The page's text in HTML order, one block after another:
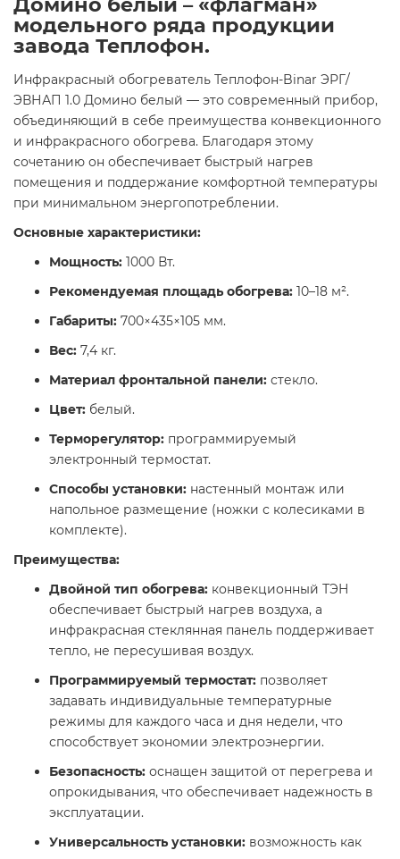
модельного ряда продукции
завода Теплофон.
Инфракрасный обогреватель Теплофон-Binar ЭРГ/
ЭВНАП 1.0 Домино белый — это современный прибор,
объединяющий в себе преимущества конвекционного
и инфракрасного обогрева. Благодаря этому
сочетанию он обеспечивает быстрый нагрев
помещения и поддержание комфортной температуры
при минимальном энергопотреблении.​
Основные характеристики:
Мощность: 1000 Вт.​
Рекомендуемая площадь обогрева: 10–18 м².​
Габариты: 700×435×105 мм.​
Вес: 7,4 кг.​
Материал фронтальной панели: стекло.​
Цвет: белый.​
Терморегулятор: программируемый
электронный термостат.​
Способы установки: настенный монтаж или
напольное размещение (ножки с колесиками в
комплекте).​
Преимущества:
Двойной тип обогрева: конвекционный ТЭН
обеспечивает быстрый нагрев воздуха, а
инфракрасная стеклянная панель поддерживает
тепло, не пересушивая воздух.
Программируемый термостат: позволяет
задавать индивидуальные температурные
режимы для каждого часа и дня недели, что
способствует экономии электроэнергии.​
Безопасность: оснащен защитой от перегрева и
опрокидывания, что обеспечивает надежность в
эксплуатации.​
Универсальность установки: возможность как